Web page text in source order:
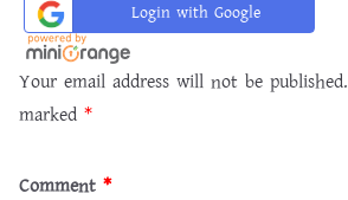
Login with Google
Your email address will not be published.
marked *
Comment *